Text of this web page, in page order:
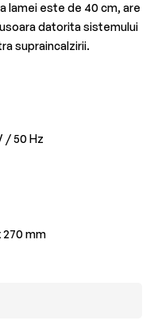
lamei este de 40 cm, are
datorita sistemului
supraincalzirii.
/ 50 Hz
270 mm